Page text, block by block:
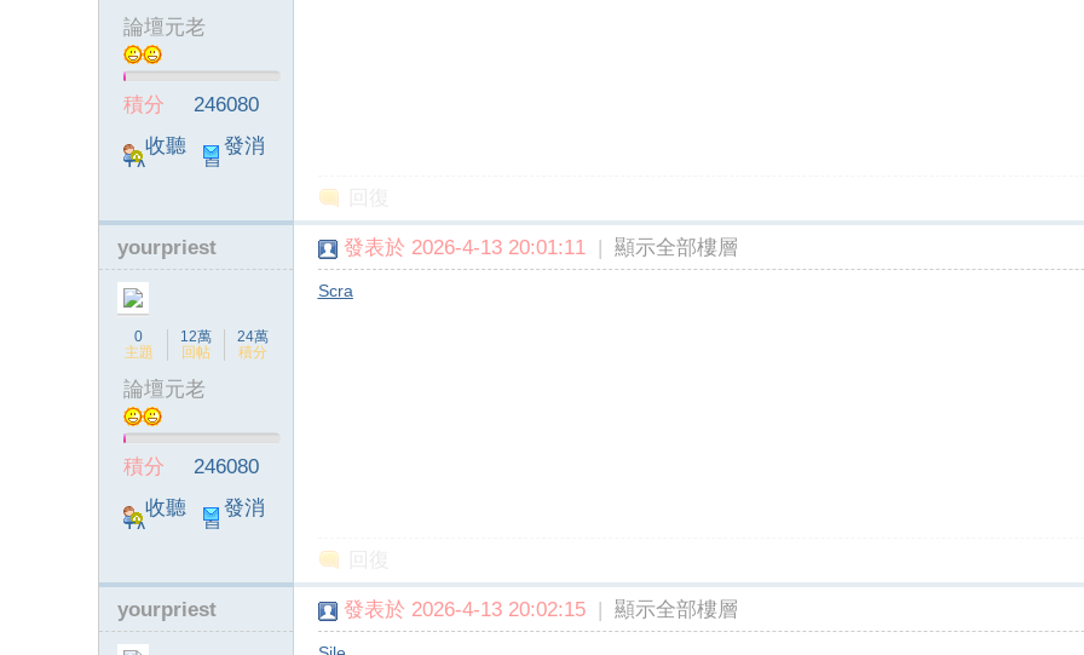
論壇元老
積分
246080
收聽
TA
發消
息
yourpriest
0
主題
12萬
回帖
24萬
積分
論壇元老
積分
246080
收聽
TA
發消
息
發表於 2026-4-13 20:01:11 | 顯示全部樓層
Scra
yourpriest 發表於 2026-4-13 20:02:15 | 顯示全部樓層